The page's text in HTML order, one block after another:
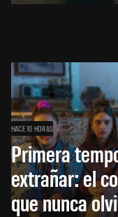
HACE 10 HORAS
Primera
extrañar: el
que nunca